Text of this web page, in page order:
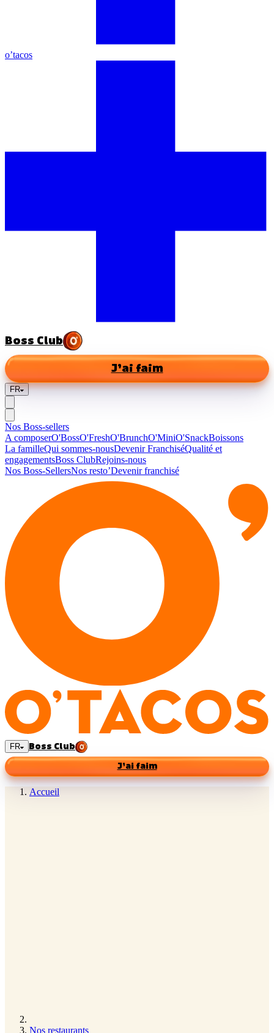
o’tacos
Boss Club
J’ai faim
FR
Nos Boss-sellers
A composerO'BossO'FreshO'BrunchO'MiniO'SnackBoissons
La familleQui sommes-nousDevenir FranchiséQualité et
engagementsBoss ClubRejoins-nous
Nos Boss-SellersNos resto’Devenir franchisé
FR
Boss Club
J’ai faim
Accueil
Nos restaurants